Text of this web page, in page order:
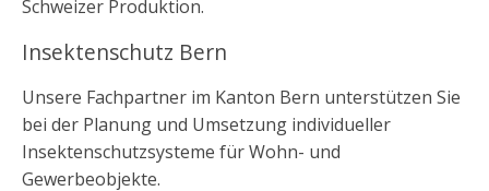
Schweizer Produktion.
Insektenschutz Bern
Unsere Fachpartner im Kanton Bern unterstützen Sie
bei der Planung und Umsetzung individueller
Insektenschutzsysteme für Wohn- und
Gewerbeobjekte.